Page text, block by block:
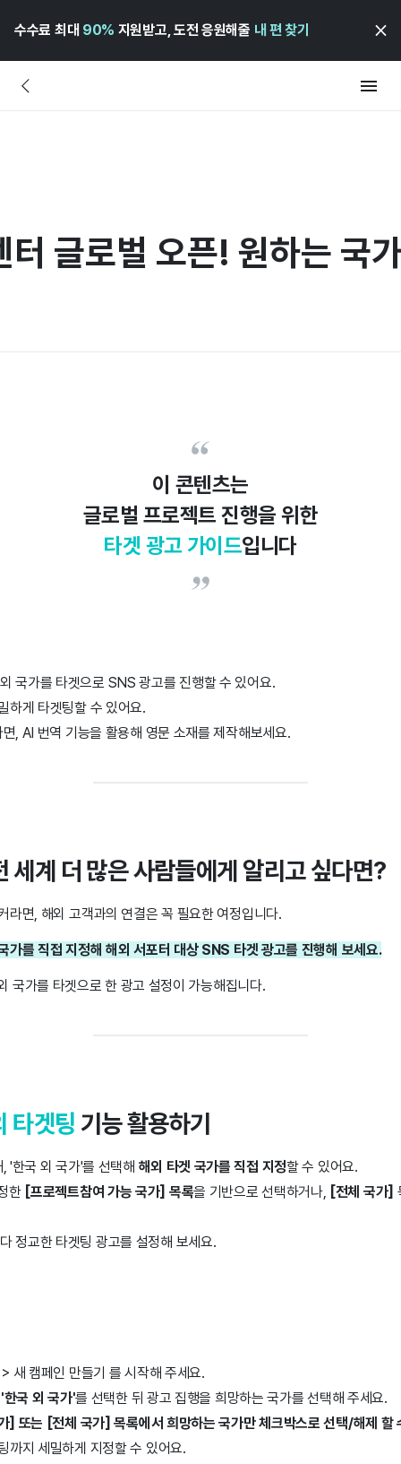
수수료 최대 90% 지원받고, 도전 응원해줄 내 편 찾기
글로벌 오픈! 원하는 국
이 콘텐츠는
글로벌 프로젝트 진행을 위한
타겟 광고 가이드입니다
국가를 타겟으로 SNS 광고를 진행할 수 있어요.
하게 타겟팅할 수 있어요.
, AI 번역 기능을 활용해 영문 소재를 제작해보세요.
세계 더 많은 사람들에게 알리고 싶다면?
라면, 해외 고객과의 연결은 꼭 필요한 여정입니다.
가를 직접 지정해 해외 서포터 대상 SNS 타겟 광고를 진행해 보세요.
국가를 타겟으로 한 광고 설정이 가능해집니다.
타겟팅 기능 활용하기
'한국 외 국가'를 선택해 해외 타겟 국가를 직접 지정할 수 있어요.
한 [프로젝트참여 가능 국가] 목록을 기반으로 선택하거나, [전체 국가]
정교한 타겟팅 광고를 설정해 보세요.
새 캠페인 만들기 를 시작해 주세요.
'한국 외 국가'를 선택한 뒤 광고 집행을 희망하는 국가를 선택해 주세요.
] 또는 [전체 국가] 목록에서 희망하는 국가만 체크박스로 선택/해제 할
까지 세밀하게 지정할 수 있어요.